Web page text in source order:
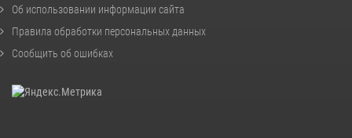
Об использовании информации сайта
Правила обработки персональных данных
Сообщить об ошибках